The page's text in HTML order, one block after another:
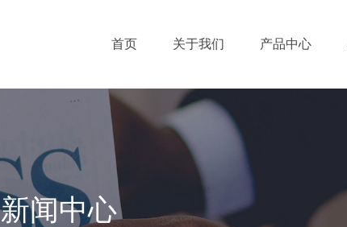
首页 关于我们 产品中心
新闻中心